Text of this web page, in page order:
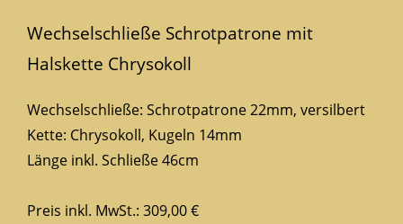
Wechselschließe Schrotpatrone mit
Halskette Chrysokoll
Wechselschließe: Schrotpatrone 22mm, versilbert
Kette: Chrysokoll, Kugeln 14mm
Länge inkl. Schließe 46cm
Preis inkl. MwSt.: 309,00 €